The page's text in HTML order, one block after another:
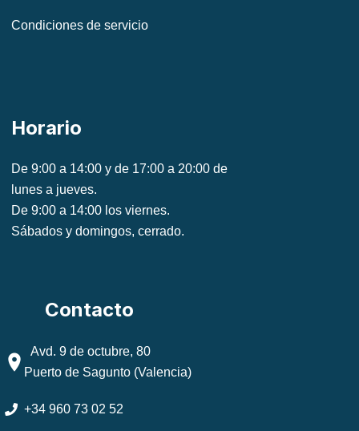
Condiciones de servicio
Horario
De 9:00 a 14:00 y de 17:00 a 20:00 de
lunes a jueves.
De 9:00 a 14:00 los viernes.
Sábados y domingos, cerrado.
Contacto
Avd. 9 de octubre, 80
Puerto de Sagunto (Valencia)
+34 960 73 02 52